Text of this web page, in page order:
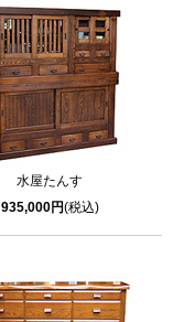
水屋たんす
935,000円(税込)